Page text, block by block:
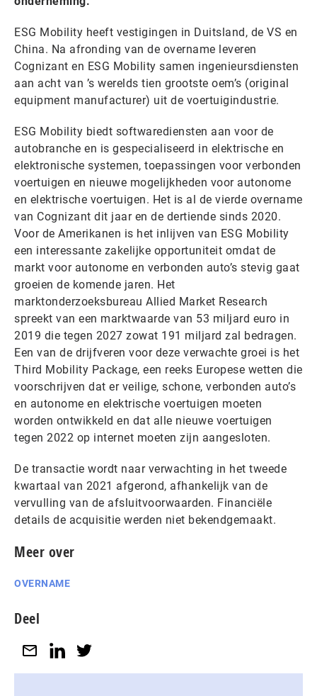
ESG Mobility heeft vestigingen in Duitsland, de VS en
China. Na afronding van de overname leveren
Cognizant en ESG Mobility samen ingenieursdiensten
aan acht van ’s werelds tien grootste oem’s (original
equipment manufacturer) uit de voertuigindustrie.
ESG Mobility biedt softwarediensten aan voor de
autobranche en is gespecialiseerd in elektrische en
elektronische systemen, toepassingen voor verbonden
voertuigen en nieuwe mogelijkheden voor autonome
en elektrische voertuigen. Het is al de vierde overname
van Cognizant dit jaar en de dertiende sinds 2020.
Voor de Amerikanen is het inlijven van ESG Mobility
een interessante zakelijke opportuniteit omdat de
markt voor autonome en verbonden auto’s stevig gaat
groeien de komende jaren. Het
marktonderzoeksbureau Allied Market Research
spreekt van een marktwaarde van 53 miljard euro in
2019 die tegen 2027 zowat 191 miljard zal bedragen.
Een van de drijfveren voor deze verwachte groei is het
Third Mobility Package, een reeks Europese wetten die
voorschrijven dat er veilige, schone, verbonden auto’s
en autonome en elektrische voertuigen moeten
worden ontwikkeld en dat alle nieuwe voertuigen
tegen 2022 op internet moeten zijn aangesloten.
De transactie wordt naar verwachting in het tweede
kwartaal van 2021 afgerond, afhankelijk van de
vervulling van de afsluitvoorwaarden. Financiële
details de acquisitie werden niet bekendgemaakt.
Meer over
OVERNAME
Deel